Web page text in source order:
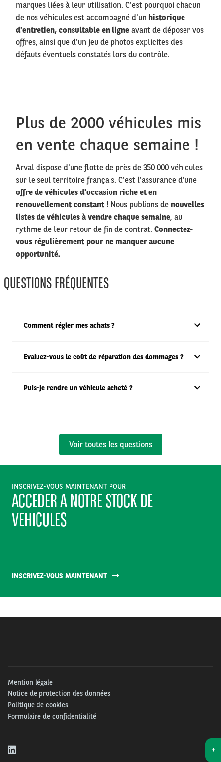
marques liées à leur utilisation. C'est pourquoi chacun
de nos véhicules est accompagné d'un historique
d'entretien, consultable en ligne avant de déposer vos
offres, ainsi que d'un jeu de photos explicites des
défauts éventuels constatés lors du contrôle.
Plus de 2000 véhicules mis
en vente chaque semaine !
Arval dispose d'une flotte de près de 350 000 véhicules
sur le seul territoire français. C'est l'assurance d'une
offre de véhicules d'occasion riche et en
renouvellement constant ! Nous publions de nouvelles
listes de véhicules à vendre chaque semaine, au
rythme de leur retour de fin de contrat. Connectez-
vous régulièrement pour ne manquer aucune
opportunité.
QUESTIONS FRÉQUENTES
Comment régler mes achats ?
Evaluez-vous le coût de réparation des dommages ?
Puis-je rendre un véhicule acheté ?
Voir toutes les questions
INSCRIVEZ-VOUS MAINTENANT POUR
ACCEDER A NOTRE STOCK DE
VEHICULES
INSCRIVEZ-VOUS MAINTENANT
Mention légale
Notice de protection des données
Politique de cookies
Formulaire de confidentialité
+